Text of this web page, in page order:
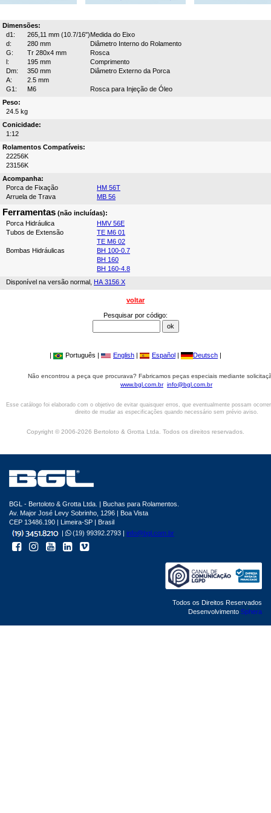
Dimensões:
d1:
265,11 mm (10.7/16")Medida do Eixo
d:
280 mm
Diâmetro Interno do Rolamento
G:
Tr 280x4 mm
Rosca
l:
195 mm
Comprimento
Dm:
350 mm
Diâmetro Externo da Porca
A:
2.5 mm
G1:
M6
Rosca para Injeção de Óleo
Peso:
24.5 kg
Conicidade:
1:12
Rolamentos Compatíveis:
22256K
23156K
Acompanha:
Porca de Fixação
HM 56T
Arruela de Trava
MB 56
Ferramentas (não incluídas):
Porca Hidráulica
HMV 56E
Tubos de Extensão
TE M6 01
TE M6 02
Bombas Hidráulicas
BH 100-0.7
BH 160
BH 160-4.8
Disponível na versão normal, HA 3156 X
voltar
Pesquisar por código:
| Português | English | Español | Deutsch |
Não encontrou a peça que procurava? Fabricamos peças especiais mediante
www.bgl.com.br info@bgl.com.br
Esse catálogo foi elaborado com o objetivo de evitar quaisquer erros, que eventualmente possam
direito de mudar as especificações quando necessário sem prévio aviso.
Copyright © 2006-2026 Bertoloto & Grotta Ltda. Todos os direitos reservados.
BGL - Bertoloto & Grotta Ltda. | Buchas para Rolamentos.
Av. Major José Levy Sobrinho, 1296 | Boa Vista
CEP 13486.190 | Limeira-SP | Brasil
|
(19) 99392.2793 | info@bgl.com.br
Todos os Direitos Reservados
Desenvolvimento Sphera